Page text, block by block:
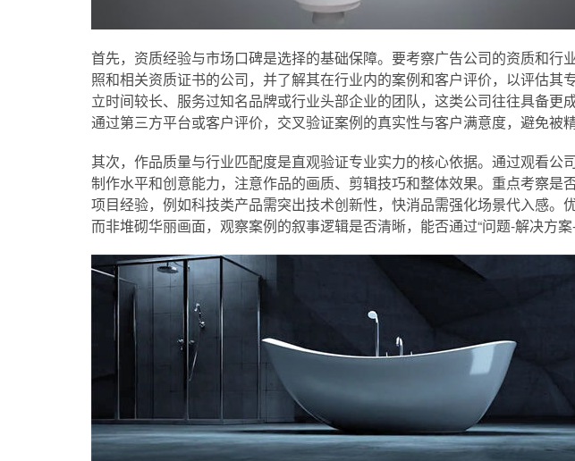
首先，资质经验与市场口碑是选择的基础保障。要考察广告公司的资质和行
照和相关资质证书的公司，并了解其在行业内的案例和客户评价，以评估其
立时间较长、服务过知名品牌或行业头部企业的团队，这类公司往往具备更
通过第三方平台或客户评价，交叉验证案例的真实性与客户满意度，避免被精
其次，作品质量与行业匹配度是直观验证专业实力的核心依据。通过观看公
制作水平和创意能力，注意作品的画质、剪辑技巧和整体效果。重点考察是
项目经验，例如科技类产品需突出技术创新性，快消品需强化场景代入感。优
而非堆砌华丽画面，观察案例的叙事逻辑是否清晰，能否通过“问题-解决方案